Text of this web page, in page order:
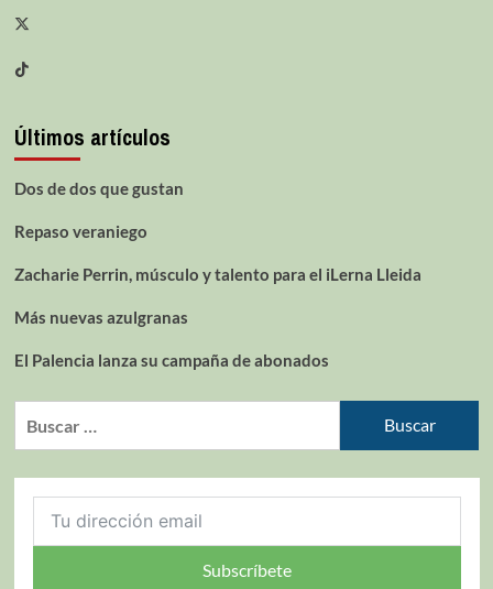
Últimos artículos
Dos de dos que gustan
Repaso veraniego
Zacharie Perrin, músculo y talento para el iLerna Lleida
Más nuevas azulgranas
El Palencia lanza su campaña de abonados
Subscríbete